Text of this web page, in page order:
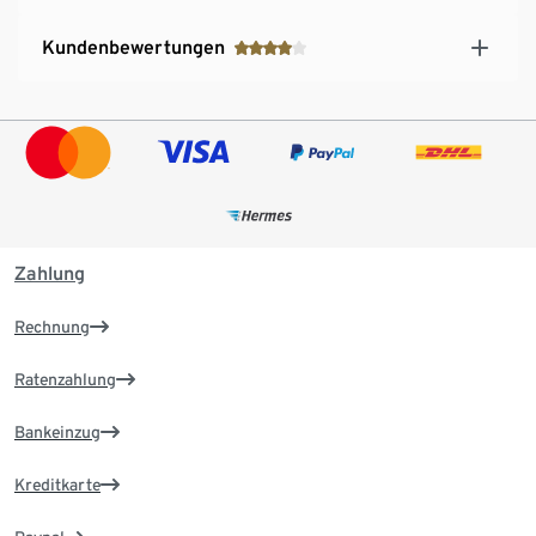
Kundenbewertungen
Zahlung
Rechnung
Ratenzahlung
Bankeinzug
Kreditkarte